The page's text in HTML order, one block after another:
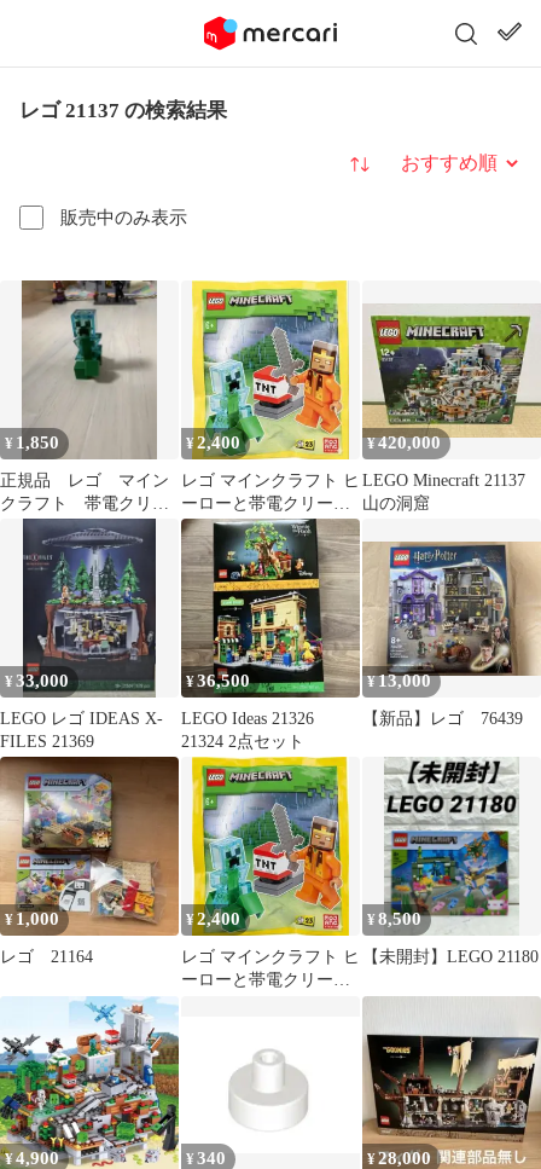
レゴ 21137 の検索結果
販売中のみ表示
並び替え
¥ 1,850
正規品 レゴ マイン
クラフト 帯電クリー
パー ミニフィグ
¥2,400
レゴ マインクラフト ヒ
ーローと帯電クリーパ
ーとTNTランチャー 限
定 激レア
¥420,000
LEGO Minecraft 21137
山の洞窟
¥33,000
LEGO レゴ IDEAS X-
FILES 21369
¥36,500
LEGO Ideas 21326
21324 2点セット
¥13,000
【新品】レゴ 76439
¥ 1,000
レゴ 21164
¥2,400
レゴ マインクラフト ヒ
ーローと帯電クリーパ
¥8,500
【未開封】LEGO 21180
¥4,900 ¥340 ¥28,000